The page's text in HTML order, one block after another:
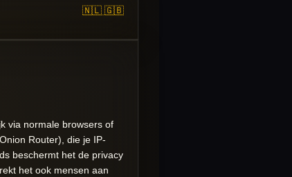
🇳🇱 🇬🇧
via normale browsers of
Router), die je IP-
beschermt het de privacy
het ook mensen aan